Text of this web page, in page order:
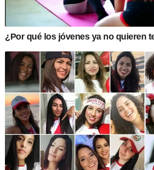
¿Por qué los jóvenes ya no quieren